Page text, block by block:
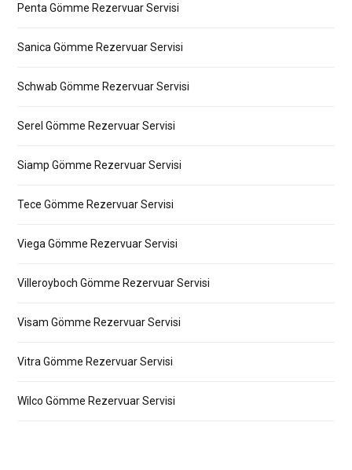
Penta Gömme Rezervuar Servisi
Sanica Gömme Rezervuar Servisi
Schwab Gömme Rezervuar Servisi
Serel Gömme Rezervuar Servisi
Siamp Gömme Rezervuar Servisi
Tece Gömme Rezervuar Servisi
Viega Gömme Rezervuar Servisi
Villeroyboch Gömme Rezervuar Servisi
Visam Gömme Rezervuar Servisi
Vitra Gömme Rezervuar Servisi
Wilco Gömme Rezervuar Servisi